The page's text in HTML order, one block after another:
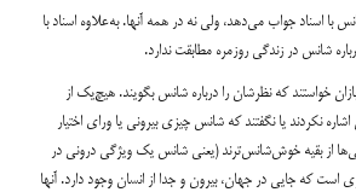
با اسناد جواب می‌دهد، ولی نه در همه آنها. به‌علاوه اسناد با
شانس در زندگی روزمره مطابقت ندارد.
خواستند که نظرشان را درباره شانس بگویند. هیچ‌یک از
نکردند یا نگفتند که شانس چیزی بیرونی یا ورای اختیار
از بقیه خوش‌شانس‌ترند (یعنی شانس یک ویژگی درونی در
که جایی در جهان، بیرون و جدا از انسان وجود دارد. آنها